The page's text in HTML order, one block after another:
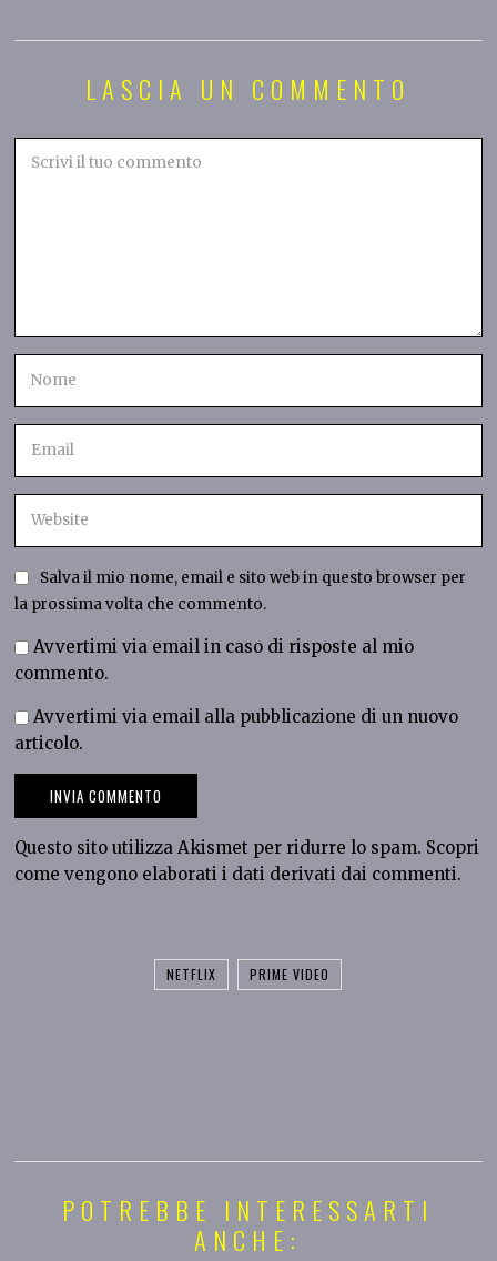
LASCIA UN COMMENTO
Salva il mio nome, email e sito web in questo browser per
la prossima volta che commento.
Avvertimi via email in caso di risposte al mio
commento.
Avvertimi via email alla pubblicazione di un nuovo
articolo.
Questo sito utilizza Akismet per ridurre lo spam. Scopri
come vengono elaborati i dati derivati dai commenti.
NETFLIX PRIME VIDEO
POTREBBE INTERESSARTI
ANCHE: